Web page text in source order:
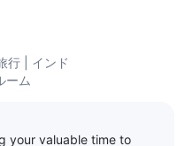
行
インド
ーム